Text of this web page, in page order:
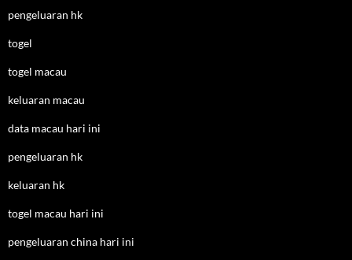
pengeluaran hk
togel
togel macau
keluaran macau
data macau hari ini
pengeluaran hk
keluaran hk
togel macau hari ini
pengeluaran china hari ini